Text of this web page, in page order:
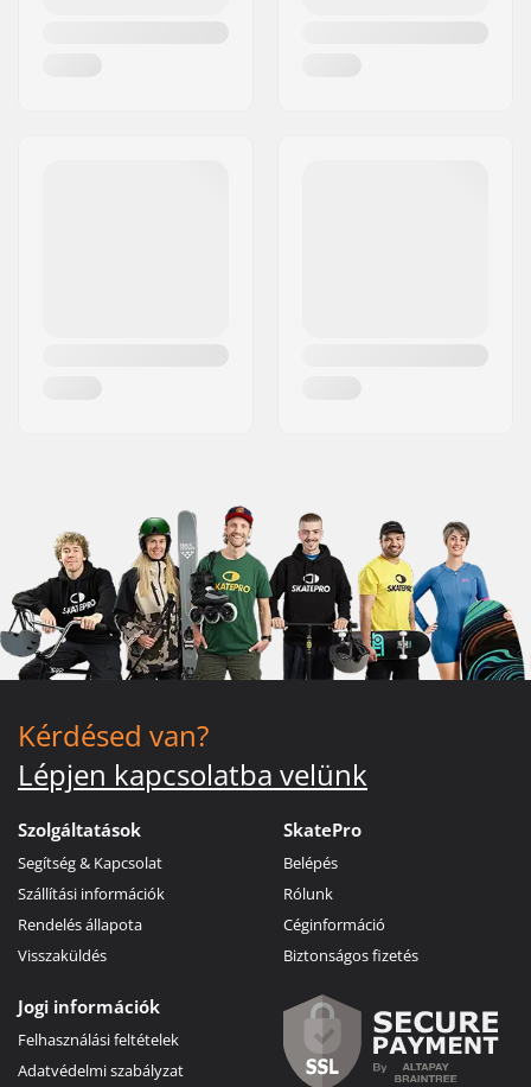
Kérdésed van?
Lépjen kapcsolatba velünk
Szolgáltatások
Segítség & Kapcsolat
Szállítási információk
Rendelés állapota
Visszaküldés
SkatePro
Belépés
Rólunk
Céginformáció
Biztonságos fizetés
Jogi információk
Felhasználási feltételek
Adatvédelmi szabályzat